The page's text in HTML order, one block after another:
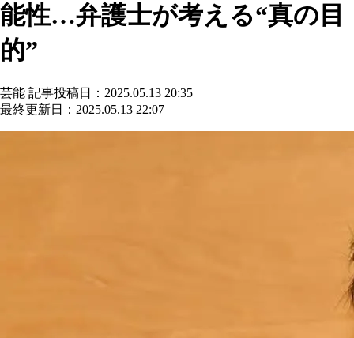
能性…弁護士が考える“真の目
的”
芸能 記事投稿日：2025.05.13 20:35
最終更新日：2025.05.13 22:07